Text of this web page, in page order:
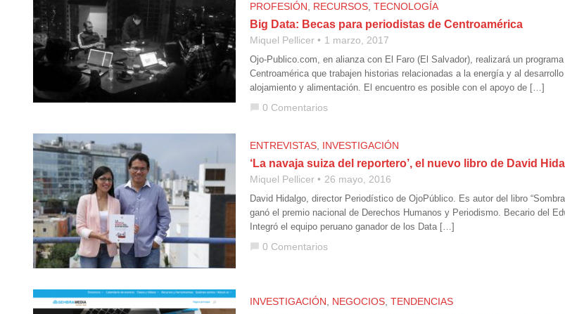
PROFESIÓN RECURSOS TECNOLOGÍA
Big Data: Becas para periodistas de Centroamérica
Miquel Pellicer 1 marzo, 2017
Ojo-Publico.com, en alianza con El Faro (El Salvador), realizará un
Centroamérica que trabajen historias relacionadas a la energía y al
alojamiento y alimentación. El encuentro es posible con el apoyo de […]
chat_bubble 0 Comentarios
ENTREVISTAS INVESTIGACIÓN
‘La navaja suiza del reportero’, el nuevo libro de David
Miquel Pellicer 26 mayo, 2016
David Hidalgo, director Periodístico de OjoPúblico. Es autor del libro
ganó el premio nacional de Derechos Humanos y Periodismo. Becario del
Integró el equipo peruano ganador de los Data […]
chat_bubble 0 Comentarios
INVESTIGACIÓN NEGOCIOS TENDENCIAS